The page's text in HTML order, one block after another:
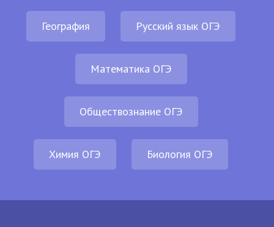
География Русский язык ОГЭ
Математика ОГЭ
Обществознание ОГЭ
Химия ОГЭ Биология ОГЭ